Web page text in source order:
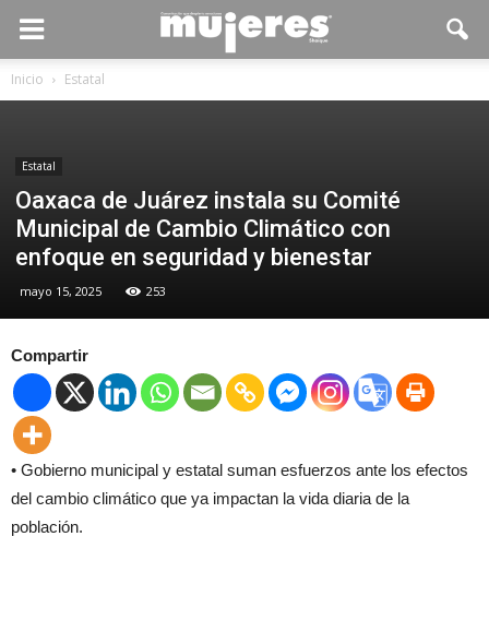
Inicio Estatal
Estatal
Oaxaca de Juárez instala su Comité
Municipal de Cambio Climático con
enfoque en seguridad y bienestar
mayo 15, 2025 253
Compartir
• Gobierno municipal y estatal suman esfuerzos ante los efectos
del cambio climático que ya impactan la vida diaria de la
población.